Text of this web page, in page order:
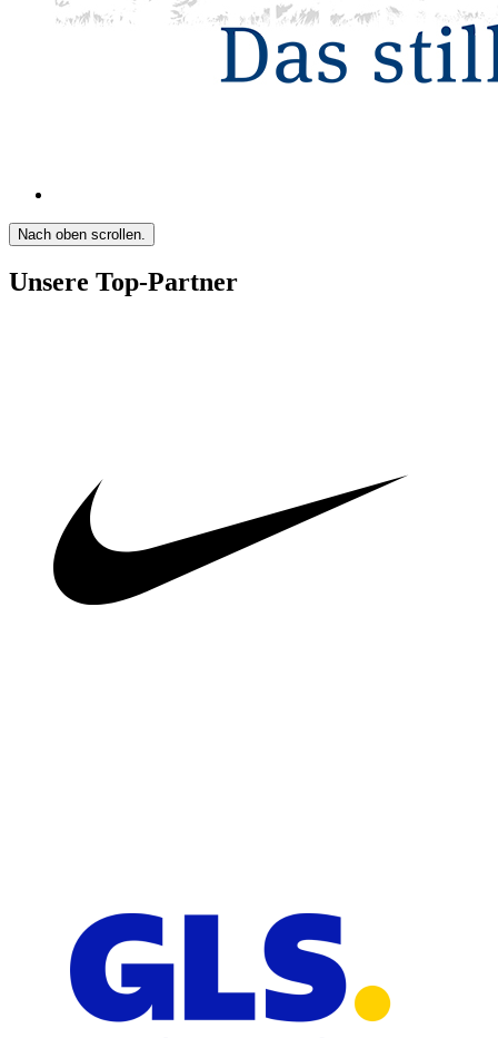
Nach oben scrollen.
Unsere Top-Partner